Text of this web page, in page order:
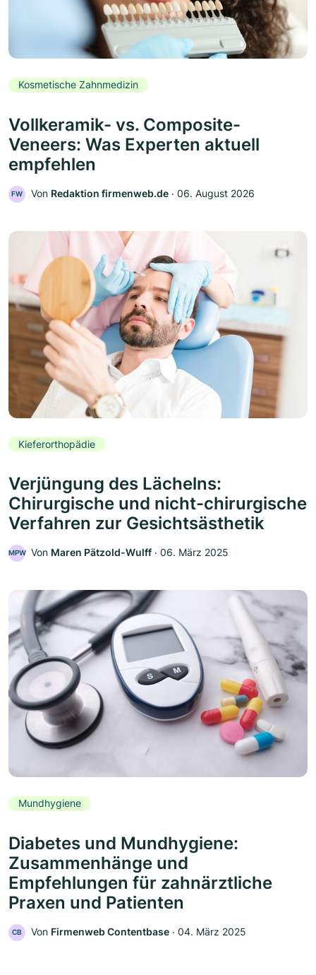
Kosmetische Zahnmedizin
Vollkeramik- vs. Composite-
Veneers: Was Experten aktuell
empfehlen
FW Von Redaktion firmenweb.de ‧ 06. August 2026
Kieferorthopädie
Verjüngung des Lächelns:
Chirurgische und nicht-chirurgische
Verfahren zur Gesichtsästhetik
MPW Von Maren Pätzold-Wulff ‧ 06. März 2025
Mundhygiene
Diabetes und Mundhygiene:
Zusammenhänge und
Empfehlungen für zahnärztliche
Praxen und Patienten
CB Von Firmenweb Contentbase ‧ 04. März 2025